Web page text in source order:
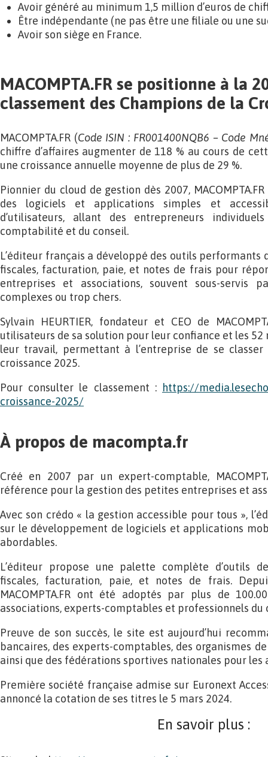
Avoir généré au minimum 1,5 million d’euros de
Être indépendante (ne pas être une filiale ou une
Avoir son siège en France.
MACOMPTA.FR se positionne à la
classement des Champions de la
MACOMPTA.FR (Code ISIN : FR001400NQB6 – Code
chiffre d’affaires augmenter de 118 % au cours de
une croissance annuelle moyenne de plus de 29 %.
Pionnier du cloud de gestion dès 2007,
des logiciels et applications simples et
d’utilisateurs, allant des entrepreneurs
comptabilité et du conseil.
L’éditeur français a développé des outils
fiscales, facturation, paie, et notes de frais pour
entreprises et associations, souvent sous-servis
complexes ou trop chers.
Sylvain HEURTIER, fondateur et CEO de
utilisateurs de sa solution pour leur confiance et les 52
leur travail, permettant à l’entreprise de se
croissance 2025.
Pour consulter le classement : https://
croissance-2025/
À propos de macompta.fr
Créé en 2007 par un expert-comptable,
référence pour la gestion des petites entreprises et
Avec son crédo « la gestion accessible pour tous »,
sur le développement de logiciels et applications
abordables.
L’éditeur propose une palette complète d’outils
fiscales, facturation, paie, et notes de frais.
MACOMPTA.FR ont été adoptés par plus de
associations, experts-comptables et professionnels du
Preuve de son succès, le site est aujourd’hui
bancaires, des experts-comptables, des organismes
ainsi que des fédérations sportives nationales pour les
Première société française admise sur Euronext
annoncé la cotation de ses titres le 5 mars 2024.
En savoir plus :